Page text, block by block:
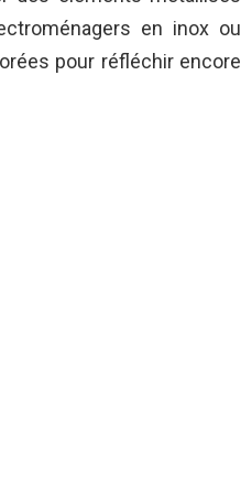
en inox ou
pour réfléchir encore